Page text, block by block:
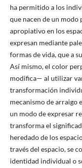
ha permitido a los
que nacen de un
apropiativo en los
expresan mediante
formas de vida, que a
Así mismo, el color
modifica— al utilizar
transformación
mecanismo de arraigo
un modo de expresar
transforma el
heredado de los
través del espacio, se
identidad individual o